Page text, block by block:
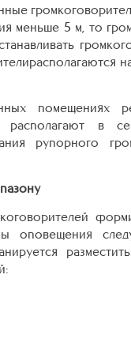
меньше 5 м, то
помещениях
располагают
рупорного
оповещения